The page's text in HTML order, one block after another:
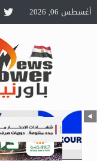
أغسطس 06, 2026